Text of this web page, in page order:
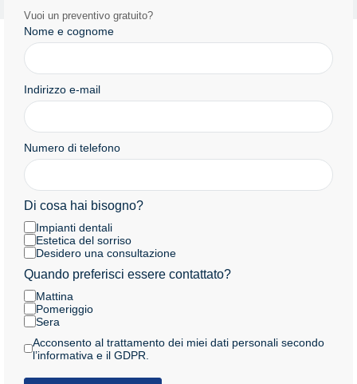
Vuoi un preventivo gratuito?
Nome e cognome
Indirizzo e-mail
Numero di telefono
Di cosa hai bisogno?
Impianti dentali
Estetica del sorriso
Desidero una consultazione
Quando preferisci essere contattato?
Mattina
Pomeriggio
Sera
Acconsento al trattamento dei miei dati personali secondo
l’informativa e il GDPR.